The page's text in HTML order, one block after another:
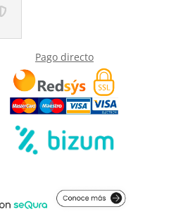
Pago directo